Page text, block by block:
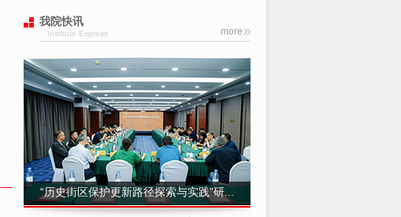
more
我院快讯
Institute Express
“历史街区保护更新路径探索与实践”研...